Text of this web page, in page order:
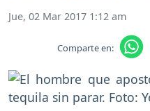
Jue, 02 Mar 2017 1:12 am
Comparte en: